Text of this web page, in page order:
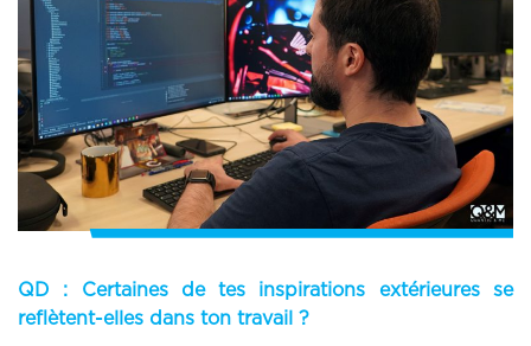
QD : Certaines de tes inspirations extérieures se
reflètent-elles dans ton travail ?